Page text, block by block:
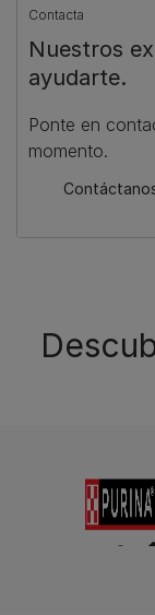
Contacta
Nuestros
ayudarte.
Ponte en
momento.